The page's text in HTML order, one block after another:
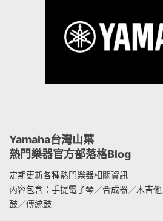
Yamaha台灣山葉
熱門樂器官方部落格Blog
定期更新各種熱門樂器相關資訊
內容包含：手提電子琴／合成器／木吉
鼓／傳統鼓